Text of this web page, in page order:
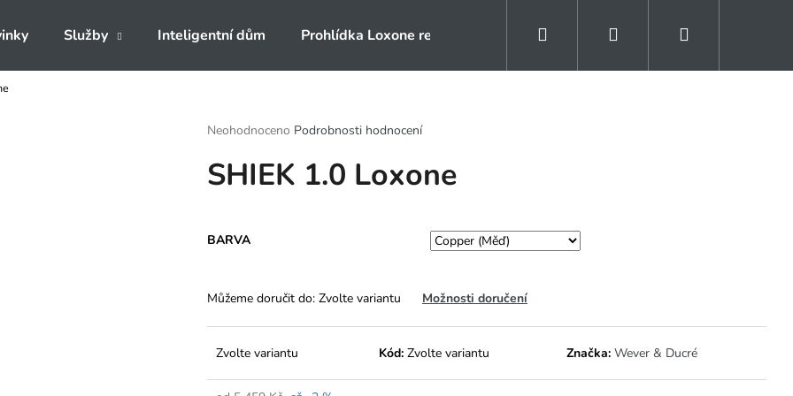
Služby Inteligentní dům Prohlídka Loxone rezidence Kontakty Naše reference
Přihlášení
Průměrné
produktu
je
hvězdiček.
Neohodnoceno Podrobnosti hodnocení
SHIEK 1.0 Loxone
BARVA
Můžeme doručit do: Zvolte variantu Možnosti doručení
Zvolte variantu Kód: Zvolte variantu Značka:Wever & Ducré
HLEDAT